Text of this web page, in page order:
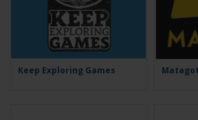
Keep Exploring Games Matagot